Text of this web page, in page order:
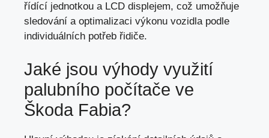
řídící jednotkou a LCD displejem, což umožňuje
sledování a optimalizaci výkonu vozidla podle
individuálních potřeb řidiče.
Jaké jsou výhody využití
palubního počítače ve
Škoda Fabia?